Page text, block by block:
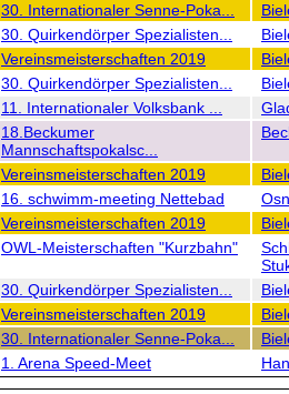
30. Internationaler Senne-Poka...
30. Quirkendörper Spezialisten...
Vereinsmeisterschaften 2019
30. Quirkendörper Spezialisten...
11. Internationaler Volksbank ...
18.Beckumer
Mannschaftspokalsc...
Vereinsmeisterschaften 2019
16. schwimm-meeting Nettebad
Vereinsmeisterschaften 2019
OWL-Meisterschaften "Kurzbahn"
30. Quirkendörper Spezialisten...
Vereinsmeisterschaften 2019
30. Internationaler Senne-Poka...
1. Arena Speed-Meet